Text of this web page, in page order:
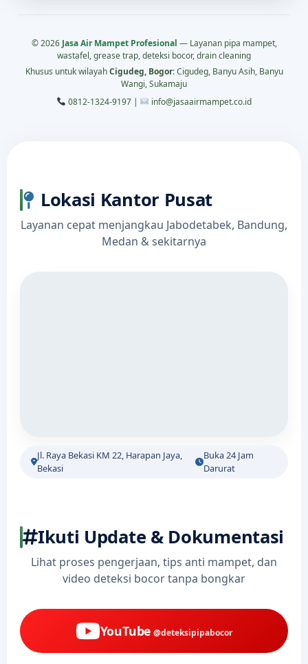
© 2026 Jasa Air Mampet Profesional — Layanan pipa mampet,
wastafel, grease trap, deteksi bocor, drain cleaning
Khusus untuk wilayahCigudeg, Bogor: Cigudeg, Banyu Asih, Banyu
Wangi, Sukamaju
0812-1324-9197 |
info@jasaairmampet.co.id
Lokasi Kantor Pusat
Layanan cepat menjangkau Jabodetabek, Bandung,
Medan & sekitarnya
Jl. Raya Bekasi KM 22, Harapan Jaya,
Bekasi
Buka 24 Jam
Darurat
Ikuti Update & Dokumentasi
Lihat proses pengerjaan, tips anti mampet, dan
video deteksi bocor tanpa bongkar
YouTube @deteksipipabocor